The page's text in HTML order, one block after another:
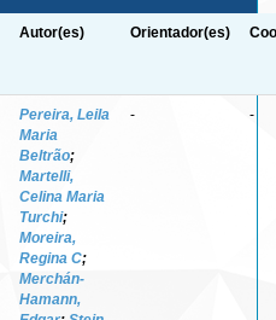
Autor(es) Orientador(es)
Pereira, Leila
Maria
Beltrão;
Martelli,
Celina Maria
Turchi;
Moreira,
Regina C;
Merchán-
Hamann,
- -